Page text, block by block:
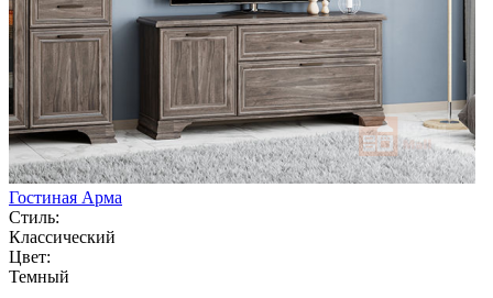
Гостиная Арма
Стиль:
Классический
Цвет:
Темный